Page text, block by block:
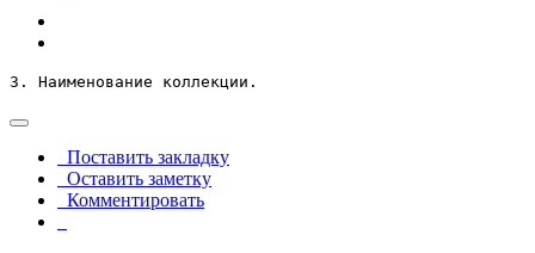
3. Наименование коллекции.
Поставить закладку
Оставить заметку
Комментировать